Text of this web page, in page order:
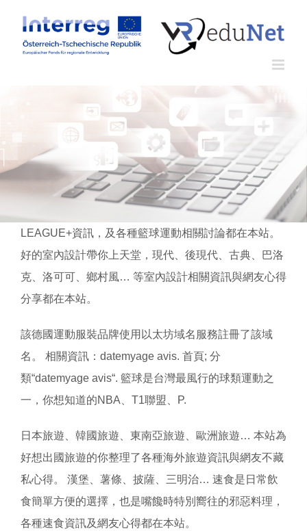
Inhalt
springen
LEAGUE+資訊，及各種籃球運動相關討論都在本站。
好的室內設計帶你上天堂，現代、後現代、古典、巴洛
克、洛可可、鄉村風… 等室內設計相關資訊與網友心得
分享都在本站。
該德國運動服裝品牌使用以太坊域名服務註冊了該域
名。 相關資訊：datemyage avis. 首頁; 分
類“datemyage avis“. 籃球是台灣最風行的球類運動之
一，你想知道的NBA、T1聯盟、P.
日本旅遊、韓國旅遊、東南亞旅遊、歐洲旅遊… 本站為
好想出國旅遊的你整理了各種海外旅遊資訊與網友不藏
私心得。 漢堡、薯條、披薩、三明治… 速食是日常飲
食簡單方便的選擇，也是嘴饞時特別嚮往的邪惡料理，
各種速食資訊及網友心得都在本站。